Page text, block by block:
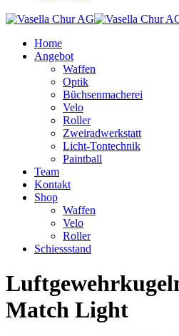
Home
Angebot
Waffen
Optik
Büchsenmacherei
Velo
Roller
Zweiradwerkstatt
Licht-Tontechnik
Paintball
Team
Kontakt
Shop
Waffen
Velo
Roller
Schiessstand
Match Light